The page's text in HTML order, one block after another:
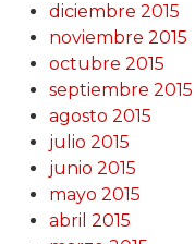
diciembre 2015
noviembre 2015
octubre 2015
septiembre 2015
agosto 2015
julio 2015
junio 2015
mayo 2015
abril 2015